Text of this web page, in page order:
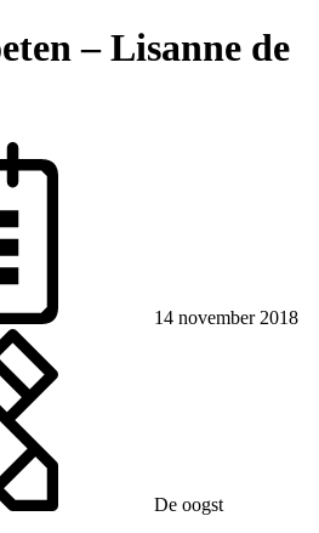
– Lisanne de
14 november 2018
De oogst